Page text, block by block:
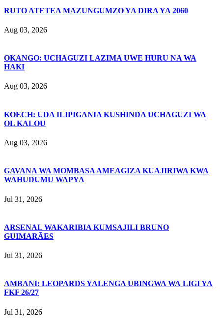
RUTO ATETEA MAZUNGUMZO YA DIRA YA 2060
Aug 03, 2026
OKANGO: UCHAGUZI LAZIMA UWE HURU NA WA
HAKI
Aug 03, 2026
KOECH: UDA ILIPIGANIA KUSHINDA UCHAGUZI WA
OL KALOU
Aug 03, 2026
GAVANA WA MOMBASA AMEAGIZA KUAJIRIWA KWA
WAHUDUMU WAPYA
Jul 31, 2026
ARSENAL WAKARIBIA KUMSAJILI BRUNO
GUIMARÃES
Jul 31, 2026
AMBANI: LEOPARDS YALENGA UBINGWA WA LIGI YA
FKF 26/27
Jul 31, 2026